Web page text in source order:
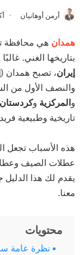
أرمن أوهانيان
همدان هي محافظة
بتاريخها الغني.
إيران، تصبح همدان (
والنصف الأول من
والمركزية وكردستان
تاريخية وطبيعية
هذه الأسباب تجعل
عطلات الصيف
يقدم لك هذا الدليل
معنا.
محتويات
نظرة عامة